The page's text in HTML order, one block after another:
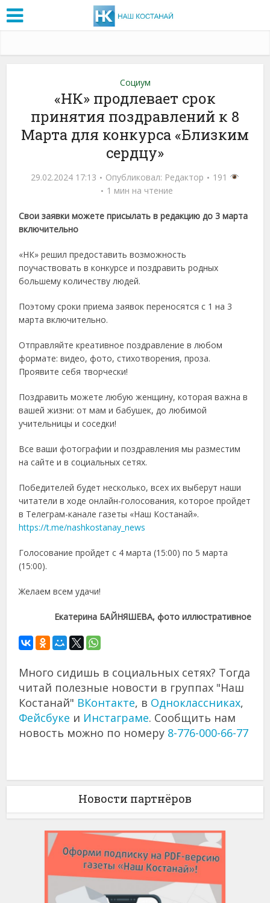
Социум
«НК» продлевает срок
принятия поздравлений к 8
Марта для конкурса «Близким
сердцу»
29.02.2024 17:13 Опубликовал: Редактор
191
1 мин на чтение
Свои заявки можете присылать в редакцию до 3 марта
включительно
«НК» решил предоставить возможность
поучаствовать в конкурсе и поздравить родных
большему количеству людей.
Поэтому сроки приема заявок переносятся с 1 на 3
марта включительно.
Отправляйте креативное поздравление в любом
формате: видео, фото, стихотворения, проза.
Проявите себя творчески!
Поздравить можете любую женщину, которая важна в
вашей жизни: от мам и бабушек, до любимой
учительницы и соседки!
Все ваши фотографии и поздравления мы разместим
на сайте и в социальных сетях.
Победителей будет несколько, всех их выберут наши
читатели в ходе онлайн-голосования, которое пройдет
в Телеграм-канале газеты «Наш Костанай».
https://t.me/nashkostanay_news
Голосование пройдет с 4 марта (15:00) по 5 марта
(15:00).
Желаем всем удачи!
Екатерина БАЙНЯШЕВА, фото иллюстративное
Много сидишь в социальных сетях? Тогда
читай полезные новости в группах "Наш
Костанай" ВКонтакте, в Одноклассниках,
Фейсбуке и Инстаграме. Сообщить нам
новость можно по номеру 8-776-000-66-77
Новости партнёров